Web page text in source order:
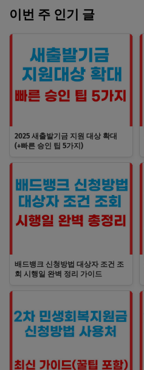
이번 주 인기 글
2025 새출발기금 지원 대상 확대
(+빠른 승인 팁 5가지)
배드뱅크 신청방법 대상자 조건 조
회 시행일 완벽 정리 가이드